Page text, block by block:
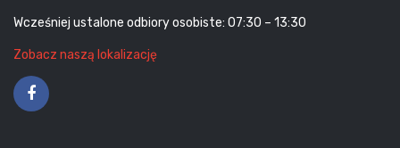
Wcześniej ustalone odbiory osobiste: 07:30 – 13:30
Zobacz naszą lokalizację